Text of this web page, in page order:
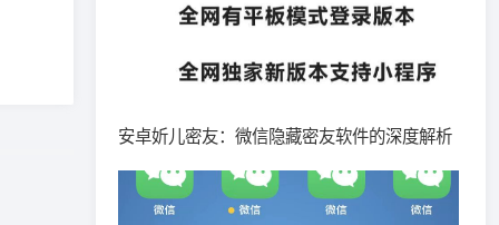
安卓妡儿密友：微信隐藏密友软件的深度解析